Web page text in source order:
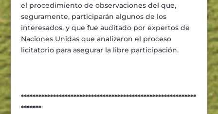
el procedimiento de observaciones del que,
seguramente, participarán algunos de los
interesados, y que fue auditado por expertos de
Naciones Unidas que analizaron el proceso
licitatorio para asegurar la libre participación.
************************************************************
*******